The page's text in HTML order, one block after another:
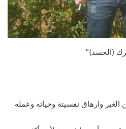
(الحسد)”
وارهاق نفسيتة وحياته وعمله